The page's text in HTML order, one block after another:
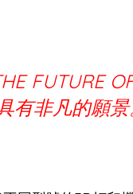
FUTURE
有非凡的願景